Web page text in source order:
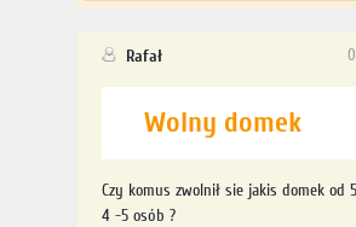
Rafał
Wolny domek
Czy komus zwolnił sie jakis domek od
4 -5 osób ?